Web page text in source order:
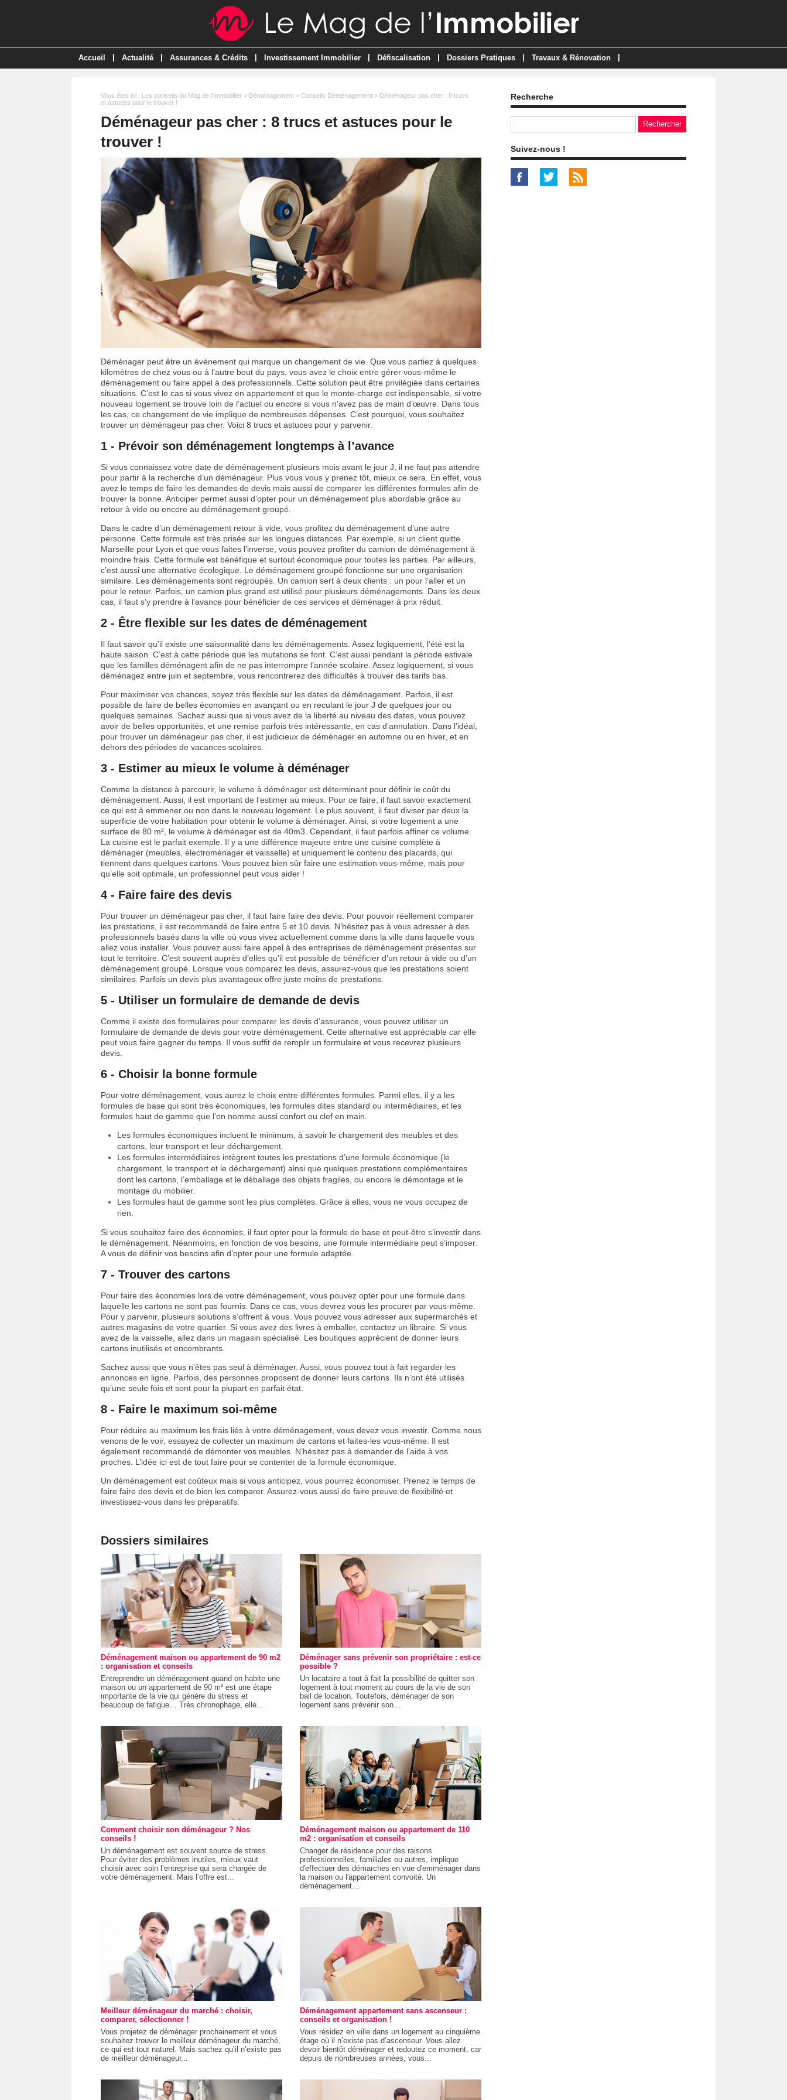
Accueil Actualité Assurances & Crédits Investissement Immobilier Défiscalisation Dossiers Pratiques Travaux & Rénovation
Vous êtes ici : Les conseils du Mag de l'Immobilier > Déménagement > Conseils Déménagement > Déménageur pas cher : 8 trucs
et astuces pour le trouver !
Déménageur pas cher : 8 trucs et astuces pour le
trouver !
Déménager peut être un événement qui marque un changement de vie. Que vous partiez à quelques
kilomètres de chez vous ou à l’autre bout du pays, vous avez le choix entre gérer vous-même le
déménagement ou faire appel à des professionnels. Cette solution peut être privilégiée dans certaines
situations. C’est le cas si vous vivez en appartement et que le monte-charge est indispensable, si votre
nouveau logement se trouve loin de l’actuel ou encore si vous n’avez pas de main d’œuvre. Dans tous
les cas, ce changement de vie implique de nombreuses dépenses. C’est pourquoi, vous souhaitez
trouver un déménageur pas cher. Voici 8 trucs et astuces pour y parvenir.
1 - Prévoir son déménagement longtemps à l’avance
Si vous connaissez votre date de déménagement plusieurs mois avant le jour J, il ne faut pas attendre
pour partir à la recherche d’un déménageur. Plus vous vous y prenez tôt, mieux ce sera. En effet, vous
avez le temps de faire les demandes de devis mais aussi de comparer les différentes formules afin de
trouver la bonne. Anticiper permet aussi d’opter pour un déménagement plus abordable grâce au
retour à vide ou encore au déménagement groupé.
Dans le cadre d’un déménagement retour à vide, vous profitez du déménagement d’une autre
personne. Cette formule est très prisée sur les longues distances. Par exemple, si un client quitte
Marseille pour Lyon et que vous faites l’inverse, vous pouvez profiter du camion de déménagement à
moindre frais. Cette formule est bénéfique et surtout économique pour toutes les parties. Par ailleurs,
c’est aussi une alternative écologique. Le déménagement groupé fonctionne sur une organisation
similaire. Les déménagements sont regroupés. Un camion sert à deux clients : un pour l’aller et un
pour le retour. Parfois, un camion plus grand est utilisé pour plusieurs déménagements. Dans les deux
cas, il faut s’y prendre à l’avance pour bénéficier de ces services et déménager à prix réduit.
2 - Être flexible sur les dates de déménagement
Il faut savoir qu’il existe une saisonnalité dans les déménagements. Assez logiquement, l’été est la
haute saison. C’est à cette période que les mutations se font. C’est aussi pendant la période estivale
que les familles déménagent afin de ne pas interrompre l’année scolaire. Assez logiquement, si vous
déménagez entre juin et septembre, vous rencontrerez des difficultés à trouver des tarifs bas.
Pour maximiser vos chances, soyez très flexible sur les dates de déménagement. Parfois, il est
possible de faire de belles économies en avançant ou en reculant le jour J de quelques jour ou
quelques semaines. Sachez aussi que si vous avez de la liberté au niveau des dates, vous pouvez
avoir de belles opportunités, et une remise parfois très intéressante, en cas d’annulation. Dans l’idéal,
pour trouver un déménageur pas cher, il est judicieux de déménager en automne ou en hiver, et en
dehors des périodes de vacances scolaires.
3 - Estimer au mieux le volume à déménager
Comme la distance à parcourir, le volume à déménager est déterminant pour définir le coût du
déménagement. Aussi, il est important de l’estimer au mieux. Pour ce faire, il faut savoir exactement
ce qui est à emmener ou non dans le nouveau logement. Le plus souvent, il faut diviser par deux la
superficie de votre habitation pour obtenir le volume à déménager. Ainsi, si votre logement a une
surface de 80 m², le volume à déménager est de 40m3. Cependant, il faut parfois affiner ce volume.
La cuisine est le parfait exemple. Il y a une différence majeure entre une cuisine complète à
déménager (meubles, électroménager et vaisselle) et uniquement le contenu des placards, qui
tiennent dans quelques cartons. Vous pouvez bien sûr faire une estimation vous-même, mais pour
qu’elle soit optimale, un professionnel peut vous aider !
4 - Faire faire des devis
Pour trouver un déménageur pas cher, il faut faire faire des devis. Pour pouvoir réellement comparer
les prestations, il est recommandé de faire entre 5 et 10 devis. N’hésitez pas à vous adresser à des
professionnels basés dans la ville où vous vivez actuellement comme dans la ville dans laquelle vous
allez vous installer. Vous pouvez aussi faire appel à des entreprises de déménagement présentes sur
tout le territoire. C’est souvent auprès d’elles qu’il est possible de bénéficier d’un retour à vide ou d’un
déménagement groupé. Lorsque vous comparez les devis, assurez-vous que les prestations soient
similaires. Parfois un devis plus avantageux offre juste moins de prestations.
5 - Utiliser un formulaire de demande de devis
Comme il existe des formulaires pour comparer les devis d’assurance, vous pouvez utiliser un
formulaire de demande de devis pour votre déménagement. Cette alternative est appréciable car elle
peut vous faire gagner du temps. Il vous suffit de remplir un formulaire et vous recevrez plusieurs
devis.
6 - Choisir la bonne formule
Pour votre déménagement, vous aurez le choix entre différentes formules. Parmi elles, il y a les
formules de base qui sont très économiques, les formules dites standard ou intermédiaires, et les
formules haut de gamme que l’on nomme aussi confort ou clef en main.
Les formules économiques incluent le minimum, à savoir le chargement des meubles et des
cartons, leur transport et leur déchargement.
Les formules intermédiaires intègrent toutes les prestations d’une formule économique (le
chargement, le transport et le déchargement) ainsi que quelques prestations complémentaires
dont les cartons, l’emballage et le déballage des objets fragiles, ou encore le démontage et le
montage du mobilier.
Les formules haut de gamme sont les plus complètes. Grâce à elles, vous ne vous occupez de
rien.
Si vous souhaitez faire des économies, il faut opter pour la formule de base et peut-être s’investir dans
le déménagement. Néanmoins, en fonction de vos besoins, une formule intermédiaire peut s’imposer.
A vous de définir vos besoins afin d’opter pour une formule adaptée.
7 - Trouver des cartons
Pour faire des économies lors de votre déménagement, vous pouvez opter pour une formule dans
laquelle les cartons ne sont pas fournis. Dans ce cas, vous devrez vous les procurer par vous-même.
Pour y parvenir, plusieurs solutions s’offrent à vous. Vous pouvez vous adresser aux supermarchés et
autres magasins de votre quartier. Si vous avez des livres à emballer, contactez un libraire. Si vous
avez de la vaisselle, allez dans un magasin spécialisé. Les boutiques apprécient de donner leurs
cartons inutilisés et encombrants.
Sachez aussi que vous n’êtes pas seul à déménager. Aussi, vous pouvez tout à fait regarder les
annonces en ligne. Parfois, des personnes proposent de donner leurs cartons. Ils n’ont été utilisés
qu’une seule fois et sont pour la plupart en parfait état.
8 - Faire le maximum soi-même
Pour réduire au maximum les frais liés à votre déménagement, vous devez vous investir. Comme nous
venons de le voir, essayez de collecter un maximum de cartons et faites-les vous-même. Il est
également recommandé de démonter vos meubles. N’hésitez pas à demander de l’aide à vos
proches. L’idée ici est de tout faire pour se contenter de la formule économique.
Un déménagement est coûteux mais si vous anticipez, vous pourrez économiser. Prenez le temps de
faire faire des devis et de bien les comparer. Assurez-vous aussi de faire preuve de flexibilité et
investissez-vous dans les préparatifs.
Dossiers similaires
Déménagement maison ou appartement de 90 m2
: organisation et conseils
Entreprendre un déménagement quand on habite une
maison ou un appartement de 90 m² est une étape
importante de la vie qui génère du stress et
beaucoup de fatigue… Très chronophage, elle...
Déménager sans prévenir son propriétaire : est-ce
possible ?
Un locataire a tout à fait la possibilité de quitter son
logement à tout moment au cours de la vie de son
bail de location. Toutefois, déménager de son
logement sans prévenir son...
Comment choisir son déménageur ? Nos
conseils !
Un déménagement est souvent source de stress.
Pour éviter des problèmes inutiles, mieux vaut
choisir avec soin l’entreprise qui sera chargée de
votre déménagement. Mais l’offre est...
Déménagement maison ou appartement de 110
m2 : organisation et conseils
Changer de résidence pour des raisons
professionnelles, familiales ou autres, implique
d'effectuer des démarches en vue d'emménager dans
la maison ou l'appartement convoité. Un
déménagement...
Meilleur déménageur du marché : choisir,
comparer, sélectionner !
Vous projetez de déménager prochainement et vous
souhaitez trouver le meilleur déménageur du marché,
ce qui est tout naturel. Mais sachez qu’il n’existe pas
de meilleur déménageur...
Déménagement appartement sans ascenseur :
conseils et organisation !
Vous résidez en ville dans un logement au cinquième
étage où il n’existe pas d’ascenseur. Vous allez
devoir bientôt déménager et redoutez ce moment, car
depuis de nombreuses années, vous...
Recherche
Suivez-nous !